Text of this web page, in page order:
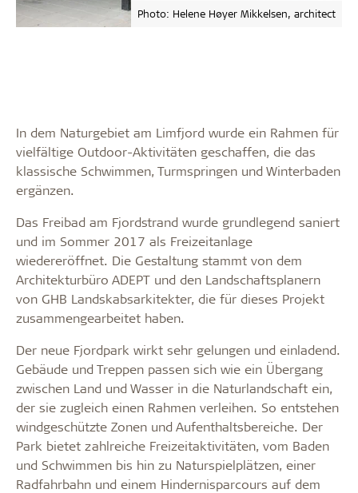
Photo: Helene Høyer Mikkelsen, architect
In dem Naturgebiet am Limfjord wurde ein Rahmen für
vielfältige Outdoor-Aktivitäten geschaffen, die das
klassische Schwimmen, Turmspringen und Winterbaden
ergänzen.
Das Freibad am Fjordstrand wurde grundlegend saniert
und im Sommer 2017 als Freizeitanlage
wiedereröffnet. Die Gestaltung stammt von dem
Architekturbüro ADEPT und den Landschaftsplanern
von GHB Landskabsarkitekter, die für dieses Projekt
zusammengearbeitet haben.
Der neue Fjordpark wirkt sehr gelungen und einladend.
Gebäude und Treppen passen sich wie ein Übergang
zwischen Land und Wasser in die Naturlandschaft ein,
der sie zugleich einen Rahmen verleihen. So entstehen
windgeschützte Zonen und Aufenthaltsbereiche. Der
Park bietet zahlreiche Freizeitaktivitäten, vom Baden
und Schwimmen bis hin zu Naturspielplätzen, einer
Radfahrbahn und einem Hindernisparcours auf dem